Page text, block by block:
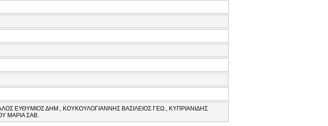
ΕΥΘΥΜΙΟΣ ΔΗΜ., ΚΟΥΚΟΥΛΟΓΙΑΝΝΗΣ ΒΑΣΙΛΕΙΟΣ ΓΕΩ., ΚΥΠΡΙΑΝΙΔΗΣ
ΜΑΡΙΑ ΣΑΒ.